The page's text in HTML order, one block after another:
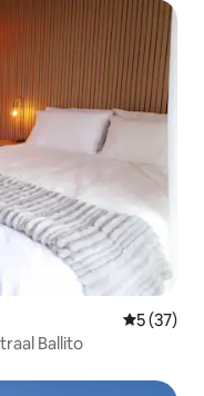
5 (37)
Ballito